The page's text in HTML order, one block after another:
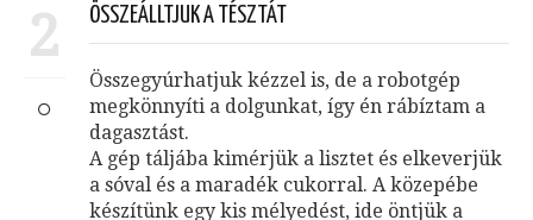
2 ÖSSZEÁLLTJUK A TÉSZTÁT
Összegyúrhatjuk kézzel is, de a robotgép
megkönnyíti a dolgunkat, így én rábíztam a
dagasztást.
A gép táljába kimérjük a lisztet és elkeverjük
a sóval és a maradék cukorral. A közepébe
készítünk egy kis mélyedést, ide öntjük a